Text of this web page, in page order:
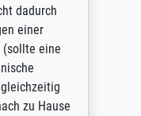
dadurch
einer
(sollte eine
zu Hause